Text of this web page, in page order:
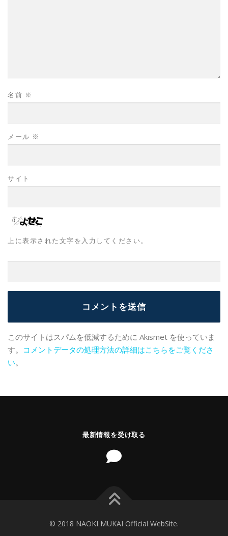
名前 ※
メール ※
サイト
上に表示された文字を入力してください。
このサイトはスパムを低減するために Akismet を使っていま
す。 コメントデータの処理方法の詳細はこちらをご覧くださ
い。
最新情報を受け取る
© 2018 NAOKI MUKAI Official WebSite.